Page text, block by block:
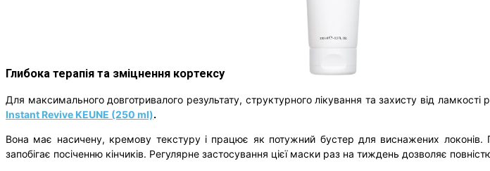
Глибока терапія та зміцнення кортексу
Для максимального довготривалого результату, структурного лікування та захисту від ламкості
Instant Revive KEUNE (250 ml).
Вона має насичену, кремову текстуру і працює як потужний бустер для виснажених локонів.
запобігає посіченню кінчиків. Регулярне застосування цієї маски раз на тиждень дозволяє